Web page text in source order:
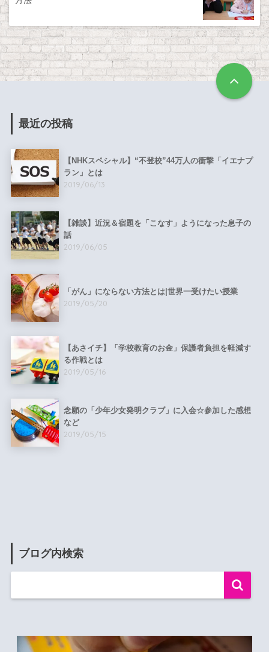
最近の投稿
【NHKスペシャル】“不登校”44万人の衝撃「イエナプ
ラン」とは
2019/06/13
【雑談】近況＆宿題を「こなす」ようになった息子の
話
2019/06/05
「がん」にならない方法とは|世界一受けたい授業
2019/05/20
【あさイチ】「学校教育のお金」保護者負担を軽減す
る作戦とは
2019/05/16
念願の「少年少女発明クラブ」に入会☆参加した感想
など
2019/05/15
ブログ内検索